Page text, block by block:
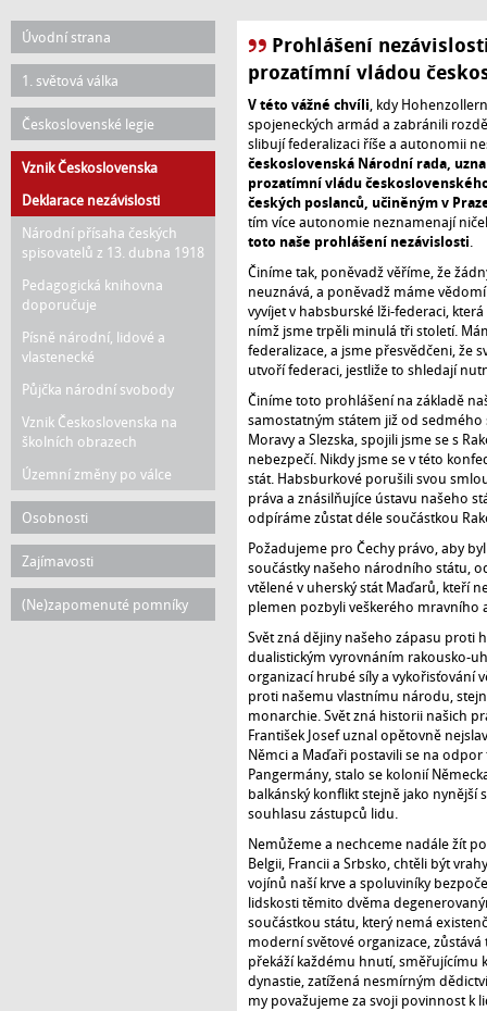
Hlavní
navigace
Úvodní strana
1. světová válka
Československé legie
Vznik Československa
Deklarace nezávislosti
Národní přísaha českých
spisovatelů z 13. dubna 1918
Pedagogická knihovna
doporučuje
Písně národní, lidové a
vlastenecké
Půjčka národní svobody
Vznik Československa na
školních obrazech
Územní změny po válce
Osobnosti
Zajímavosti
(Ne)zapomenuté pomníky
Prohlášení
prozatímní vládou
V této vážné chvíli, kdy
spojeneckých armád a zabránili
slibují federalizaci říše a autonomii
československá Národní rada,
prozatímní vládu
českých poslanců, učiněným v
tím více autonomie neznamenají
toto naše prohlášení nezávislosti.
Činíme tak, poněvadž věříme, že
neuznává, a poněvadž máme
vyvíjet v habsburské lži-federaci,
nímž jsme trpěli minulá tři století.
federalizace, a jsme přesvědčeni, že
utvoří federaci, jestliže to shledají
Činíme toto prohlášení na základě
samostatným státem již od sedmého
Moravy a Slezska, spojili jsme se s
nebezpečí. Nikdy jsme se v této
stát. Habsburkové porušili svou
práva a znásilňujíce ústavu našeho
odpíráme zůstat déle součástkou
Požadujeme pro Čechy právo, aby
součástky našeho národního státu,
vtělené v uherský stát Maďarů, kteří
plemen pozbyli veškerého mravního
Svět zná dějiny našeho zápasu proti
dualistickým vyrovnáním rakousko-
organizací hrubé síly a vykořisťování
proti našemu vlastnímu národu,
monarchie. Svět zná historii našich
František Josef uznal opětovně
Němci a Maďaři postavili se na
Pangermány, stalo se kolonií
balkánský konflikt stejně jako nynější
souhlasu zástupců lidu.
Nemůžeme a nechceme nadále žít
Belgii, Francii a Srbsko, chtěli být
vojínů naší krve a spoluviníky
lidskosti těmito dvěma
součástkou státu, který nemá
moderní světové organizace,
překáží každému hnutí, směřujícímu
dynastie, zatížená nesmírným
my považujeme za svoji povinnost k